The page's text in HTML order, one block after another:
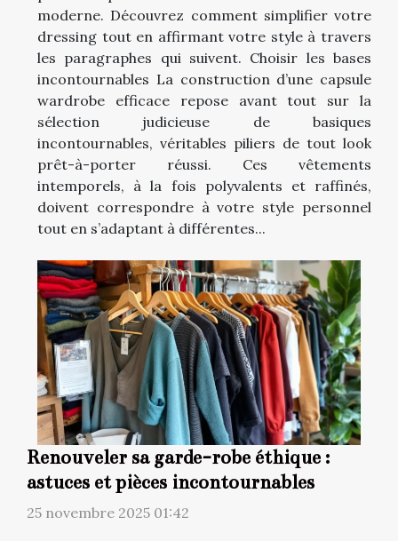
moderne. Découvrez comment simplifier votre
dressing tout en affirmant votre style à travers
les paragraphes qui suivent. Choisir les bases
incontournables La construction d’une capsule
wardrobe efficace repose avant tout sur la
sélection judicieuse de basiques
incontournables, véritables piliers de tout look
prêt-à-porter réussi. Ces vêtements
intemporels, à la fois polyvalents et raffinés,
doivent correspondre à votre style personnel
tout en s’adaptant à différentes...
Renouveler sa garde-robe éthique :
astuces et pièces incontournables
25 novembre 2025 01:42